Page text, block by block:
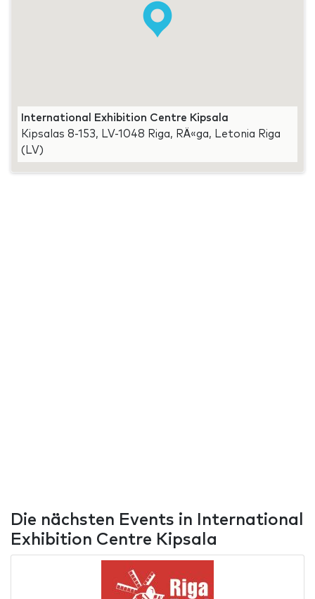
International Exhibition Centre Kipsala
Kipsalas 8-153, LV-1048 Riga, RÄ«ga, Letonia Riga
(LV)
Die nächsten Events in International
Exhibition Centre Kipsala